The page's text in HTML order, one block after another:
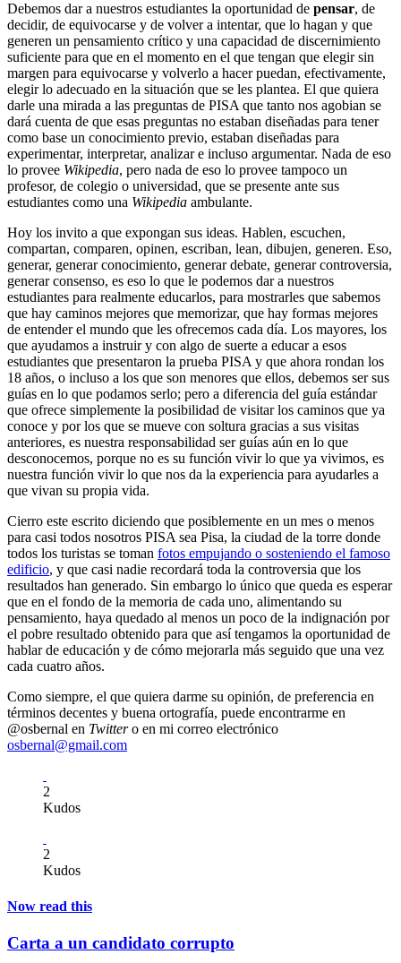
Debemos dar a nuestros estudiantes la oportunidad de pensar, de
decidir, de equivocarse y de volver a intentar, que lo hagan y que
generen un pensamiento crítico y una capacidad de discernimiento
suficiente para que en el momento en el que tengan que elegir sin
margen para equivocarse y volverlo a hacer puedan, efectivamente,
elegir lo adecuado en la situación que se les plantea. El que quiera
darle una mirada a las preguntas de PISA que tanto nos agobian se
dará cuenta de que esas preguntas no estaban diseñadas para tener
como base un conocimiento previo, estaban diseñadas para
experimentar, interpretar, analizar e incluso argumentar. Nada de eso
lo provee Wikipedia, pero nada de eso lo provee tampoco un
profesor, de colegio o universidad, que se presente ante sus
estudiantes como una Wikipedia ambulante.
Hoy los invito a que expongan sus ideas. Hablen, escuchen,
compartan, comparen, opinen, escriban, lean, dibujen, generen. Eso,
generar, generar conocimiento, generar debate, generar controversia,
generar consenso, es eso lo que le podemos dar a nuestros
estudiantes para realmente educarlos, para mostrarles que sabemos
que hay caminos mejores que memorizar, que hay formas mejores
de entender el mundo que les ofrecemos cada día. Los mayores, los
que ayudamos a instruir y con algo de suerte a educar a esos
estudiantes que presentaron la prueba PISA y que ahora rondan los
18 años, o incluso a los que son menores que ellos, debemos ser sus
guías en lo que podamos serlo; pero a diferencia del guía estándar
que ofrece simplemente la posibilidad de visitar los caminos que ya
conoce y por los que se mueve con soltura gracias a sus visitas
anteriores, es nuestra responsabilidad ser guías aún en lo que
desconocemos, porque no es su función vivir lo que ya vivimos, es
nuestra función vivir lo que nos da la experiencia para ayudarles a
que vivan su propia vida.
Cierro este escrito diciendo que posiblemente en un mes o menos
para casi todos nosotros PISA sea Pisa, la ciudad de la torre donde
todos los turistas se toman fotos empujando o sosteniendo el famoso
edificio, y que casi nadie recordará toda la controversia que los
resultados han generado. Sin embargo lo único que queda es esperar
que en el fondo de la memoria de cada uno, alimentando su
pensamiento, haya quedado al menos un poco de la indignación por
el pobre resultado obtenido para que así tengamos la oportunidad de
hablar de educación y de cómo mejorarla más seguido que una vez
cada cuatro años.
Como siempre, el que quiera darme su opinión, de preferencia en
términos decentes y buena ortografía, puede encontrarme en
@osbernal en Twittero en mi correo electrónico
osbernal@gmail.com
2
Kudos
2
Kudos
Now read this
Carta a un candidato corrupto